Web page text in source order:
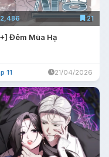
21
Đêm Mùa Hạ
11 21/04/2026